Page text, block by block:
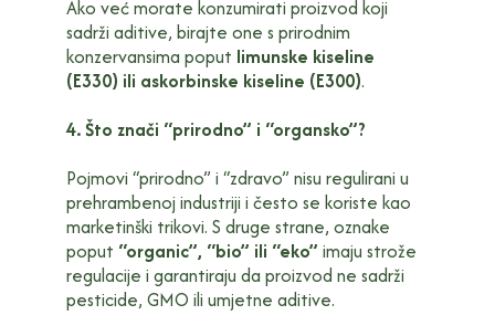
Ako već morate konzumirati proizvod koji
sadrži aditive, birajte one s prirodnim
konzervansima poput limunske kiseline
(E330) ili askorbinske kiseline (E300).
4. Što znači “prirodno” i “organsko”?
Pojmovi “prirodno” i “zdravo” nisu regulirani u
prehrambenoj industriji i često se koriste kao
marketinški trikovi. S druge strane, oznake
poput “organic”, “bio” ili “eko” imaju strože
regulacije i garantiraju da proizvod ne sadrži
pesticide, GMO ili umjetne aditive.